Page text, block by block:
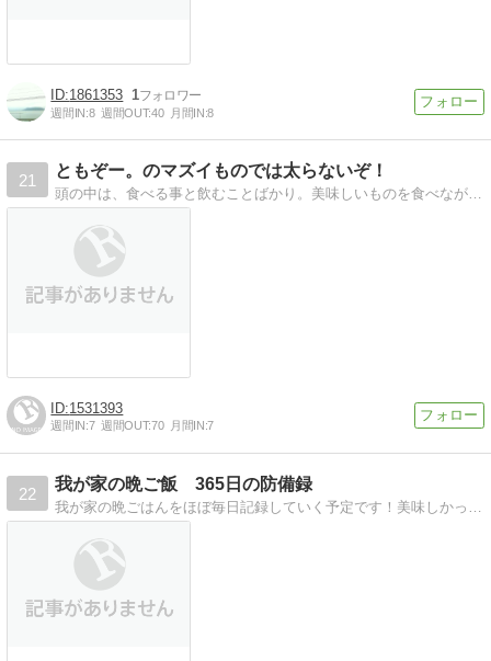
1861353 1
週間IN:8 週間OUT:40 月間IN:8
21
ともぞー。のマズイものでは太らないぞ！
頭の中は、食べる事と飲むことばかり。美味しいものを食べながらお酒を飲む〜ずっとそんな時間が続くといいな。
1531393
週間IN:7 週間OUT:70 月間IN:7
22
我が家の晩ご飯 365日の防備録